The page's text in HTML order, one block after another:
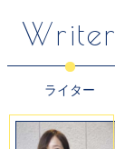
Writer
ライター